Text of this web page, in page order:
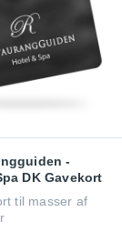
-
DK Gavekort
til masser af